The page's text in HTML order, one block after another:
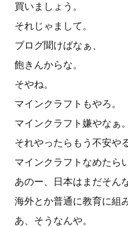
買いましょう。
それじゃまして。
ブログ聞けばなぁ、
飽きんからな。
そやね。
マインクラフトもやろ。
マインクラフト嫌やなぁ。
それやったらもう不安や
マインクラフトなめたら
あのー、日本はまだそん
海外とか普通に教育に組
あ、そうなんや。